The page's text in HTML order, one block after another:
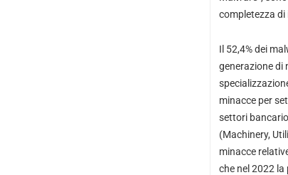
completezza
Il 52,4% dei
generazione di
minacce per
settori
(Machinery,
minacce
che nel 2022